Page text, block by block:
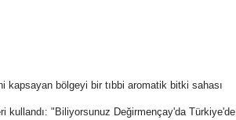
kapsayan bölgeyi bir tıbbi aromatik bitki sahası
kullandı: "Biliyorsunuz Değirmençay'da Türkiye'de